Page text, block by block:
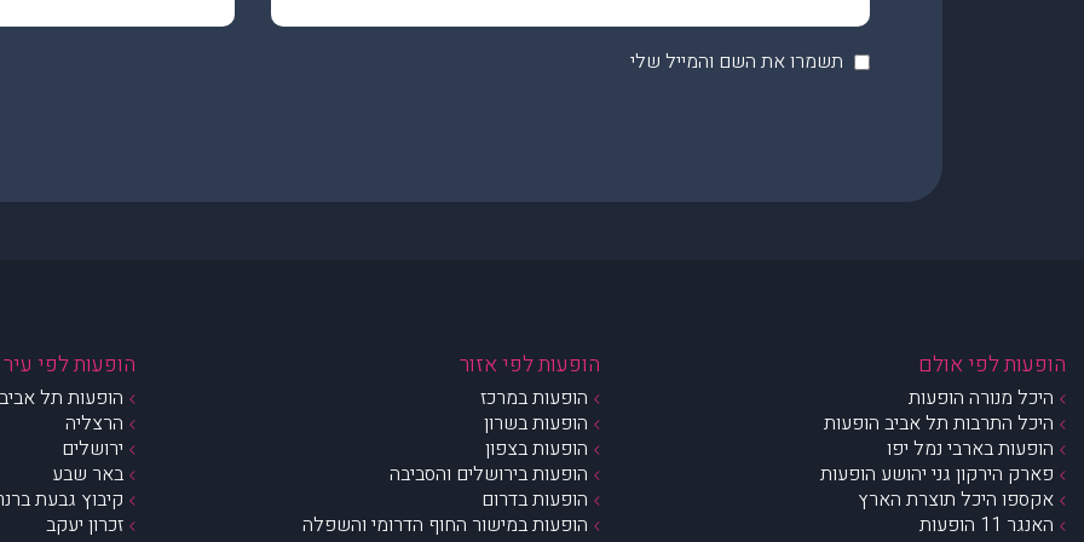
תשמרו את השם והמייל שלי
הופעות לפי אולם
היכל מנורה הופעות
היכל התרבות תל אביב הופעות
הופעות בארבי נמל יפו
פארק הירקון גני יהושע הופעות
אקספו היכל תוצרת הארץ
האנגר 11 הופעות
הופעות לפי אזור
הופעות במרכז
הופעות בשרון
הופעות בצפון
הופעות בירושלים והסביבה
הופעות בדרום
הופעות במישור החוף הדרומי והשפלה
הופעות לפי עיר
הופעות תל
הרצליה
ירושלים
באר שבע
קיבוץ גבעת
זכרון יעקב